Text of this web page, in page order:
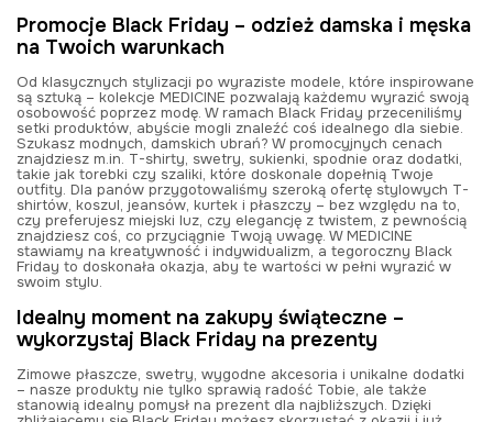
Promocje Black Friday – odzież damska i męska
na Twoich warunkach
Od klasycznych stylizacji po wyraziste modele, które inspirowane
są sztuką – kolekcje MEDICINE pozwalają każdemu wyrazić swoją
osobowość poprzez modę. W ramach Black Friday przeceniliśmy
setki produktów, abyście mogli znaleźć coś idealnego dla siebie.
Szukasz modnych, damskich ubrań? W promocyjnych cenach
znajdziesz m.in. T-shirty, swetry, sukienki, spodnie oraz dodatki,
takie jak torebki czy szaliki, które doskonale dopełnią Twoje
outfity. Dla panów przygotowaliśmy szeroką ofertę stylowych T-
shirtów, koszul, jeansów, kurtek i płaszczy – bez względu na to,
czy preferujesz miejski luz, czy elegancję z twistem, z pewnością
znajdziesz coś, co przyciągnie Twoją uwagę. W MEDICINE
stawiamy na kreatywność i indywidualizm, a tegoroczny Black
Friday to doskonała okazja, aby te wartości w pełni wyrazić w
swoim stylu.
Idealny moment na zakupy świąteczne –
wykorzystaj Black Friday na prezenty
Zimowe płaszcze, swetry, wygodne akcesoria i unikalne dodatki
– nasze produkty nie tylko sprawią radość Tobie, ale także
stanowią idealny pomysł na prezent dla najbliższych. Dzięki